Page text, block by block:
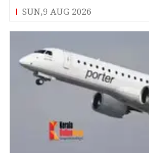
ഇറാന്‍ ദേശീയ സുരക്ഷാ
SUN,9 AUG 2026